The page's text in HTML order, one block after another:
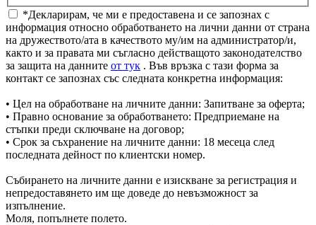
*Декларирам, че ми е предоставена и се запознах с
информация относно обработването на лични данни от страна
на дружеството/ата в качеството му/им на администратор/и,
както и за правата ми съгласно действащото законодателство
за защита на данните от тук . Във връзка с тази форма за
контакт се запознах със следната конкретна информация:
• Цел на обработване на личните данни: Запитване за оферта;
• Правно основание за обработването: Предприемане на
стъпки преди сключване на договор;
• Срок за съхранение на личните данни: 18 месеца след
последната дейност по клиентски номер.
Събирането на личните данни е изискване за регистрация и
непредоставянето им ще доведе до невъзможност за
изпълнение.
Моля, попълнете полето.